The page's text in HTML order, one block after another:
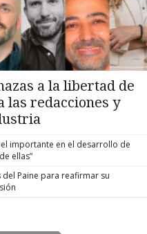
a la libertad de
las redacciones y
importante en el desarrollo de
ellas”
Paine para reafirmar su